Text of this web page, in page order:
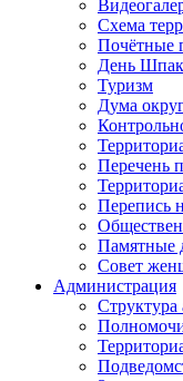
Схема
Почётные
День
Туризм
Дума
Перечень
Перепись
Памятные
Совет
Администрация
Структура